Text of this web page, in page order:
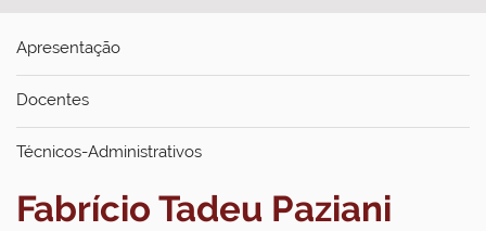
Apresentação
Docentes
Técnicos-Administrativos
Fabrício Tadeu Paziani